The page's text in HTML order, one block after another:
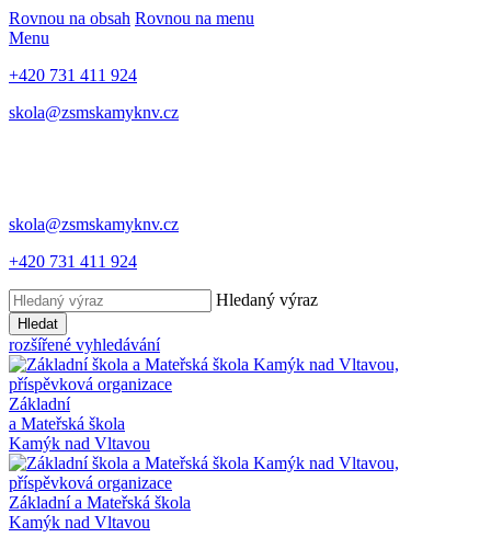
Rovnou na obsah Rovnou na menu
Menu
+420 731 411 924
skola@zsmskamyknv.cz
skola@zsmskamyknv.cz
+420 731 411 924
Hledaný výraz
Hledat
rozšířené vyhledávání
Základní
a Mateřská škola
Kamýk nad Vltavou
Základní a Mateřská škola
Kamýk nad Vltavou